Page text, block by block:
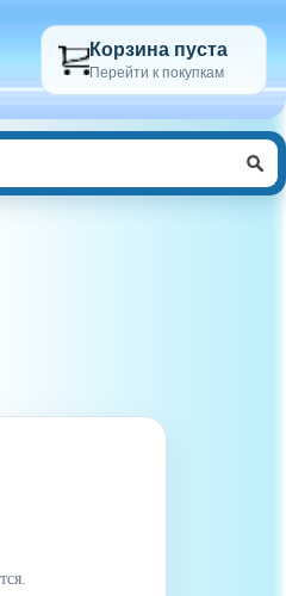
Корзина пуста
Перейти к покупкам